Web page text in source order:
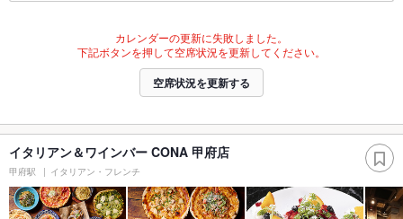
カレンダーの更新に失敗しました。
下記ボタンを押して空席状況を更新してください。
空席状況を更新する
イタリアン＆ワインバー CONA 甲府店
甲府駅 イタリアン・フレンチ